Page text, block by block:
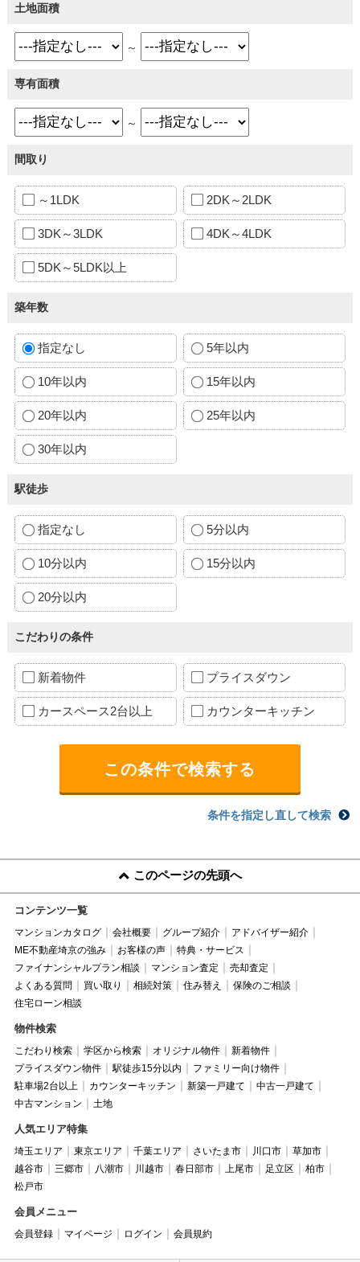
土地面積
～
専有面積
～
間取り
～1LDK 2DK～2LDK
3DK～3LDK 4DK～4LDK
5DK～5LDK以上
築年数
指定なし 5年以内
10年以内 15年以内
20年以内 25年以内
30年以内
駅徒歩
指定なし 5分以内
10分以内 15分以内
20分以内
こだわりの条件
新着物件 プライスダウン
カースペース2台以上 カウンターキッチン
条件を指定し直して検索
このページの先頭へ
コンテンツ一覧
マンションカタログ 会社概要 グループ紹介
アドバイザー紹介
ME不動産埼京の強み
お客様の声
特典・サービス
ファイナンシャルプラン相談
マンション査定
売却査定
よくある質問
買い取り 相続対策 住み替え
保険のご相談
住宅ローン相談
物件検索
こだわり検索 学区から検索 オリジナル物件
新着物件
プライスダウン物件
駅徒歩15分以内
ファミリー向け物件
駐車場2台以上
カウンターキッチン 新築一戸建て
中古一戸建て
中古マンション
土地
人気エリア特集
埼玉エリア 東京エリア 千葉エリア さいたま市 川口市
草加市
越谷市
三郷市 八潮市 川越市 春日部市 上尾市 足立区
柏市
松戸市
会員メニュー
会員登録 マイページ ログイン 会員規約